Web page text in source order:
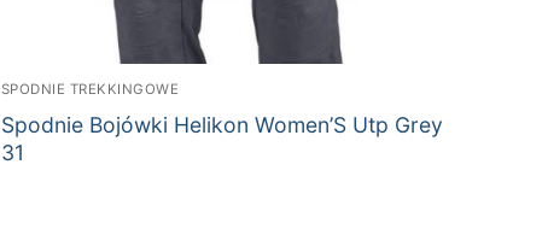
SPODNIE TREKKINGOWE
Spodnie Bojówki Helikon Women’S Utp Grey
31